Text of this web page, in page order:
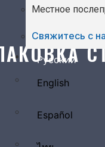
Местное
Свяжитесь с
Русский
English
Español